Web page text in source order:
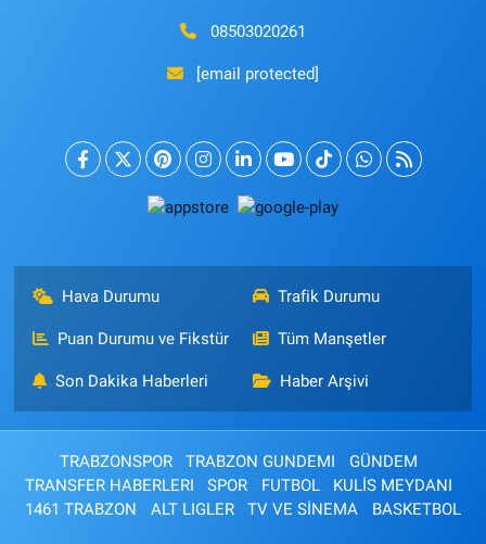
08503020261
[email protected]
Hava Durumu Trafik Durumu
Puan Durumu ve Fikstür Tüm Manşetler
Son Dakika Haberleri Haber Arşivi
TRABZONSPOR TRABZON GUNDEMI
GÜNDEM
TRANSFER HABERLERI
SPOR FUTBOL
KULİS MEYDANI
1461 TRABZON
ALT LIGLER TV VE SİNEMA BASKETBOL